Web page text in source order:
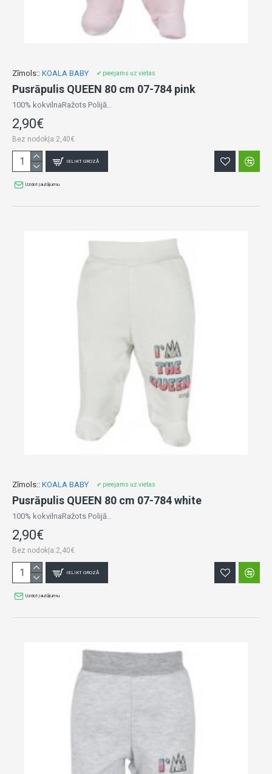
Zīmols:: KOALA BABY ✔ pieejams uz vietas
Pusrāpulis QUEEN 80 cm 07-784 pink
100% kokvilnaRažots Polijā..
2,90€
Bez nodokļa:2,40€
IELIKT GROZĀ
Uzdot jautājumu
Zīmols:: KOALA BABY ✔ pieejams uz vietas
Pusrāpulis QUEEN 80 cm 07-784 white
100% kokvilnaRažots Polijā..
2,90€
Bez nodokļa:2,40€
IELIKT GROZĀ
Uzdot jautājumu